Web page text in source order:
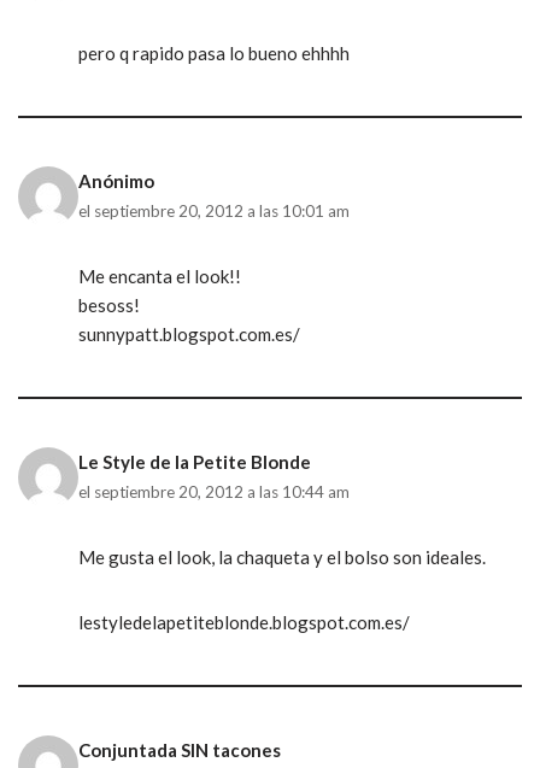
pero q rapido pasa lo bueno ehhhh
Anónimo
el septiembre 20, 2012 a las 10:01 am
Me encanta el look!!
besoss!
sunnypatt.blogspot.com.es/
Le Style de la Petite Blonde
el septiembre 20, 2012 a las 10:44 am
Me gusta el look, la chaqueta y el bolso son ideales.
lestyledelapetiteblonde.blogspot.com.es/
Conjuntada SIN tacones